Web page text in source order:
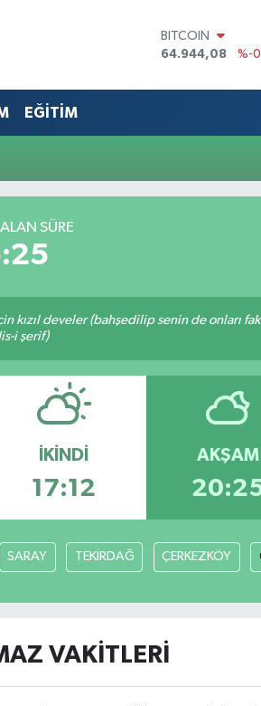
BITCOIN
64.944,08
%-
47,7436
%0.18
GRAM ALTIN
6660.55
%0.03
EĞİTİM
SÜRE
kızıl develer (bahşedilip senin de onları
i şerif)
İKINDI
17:12
AKŞAM
SARAY TEKİRDAĞ ÇERKEZKÖY
VAKITLERI